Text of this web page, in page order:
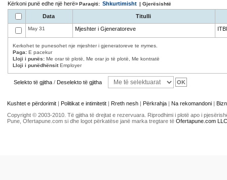
Kërkoni punë edhe një herë»Paraqiti: Shkurtimisht | Gjerësishtë
Data Titulli
May 31 Mjeshter i Gjeneratoreve
Kerkohet te punesohet nje mjeshter i gjeneratoreve te rrymes.
Paga: E pacekur
Lloji i punës: Me orar të plotë, Me orar jo të plotë, Me kontratë
Lloji i punëdhënsitEmployer
Selekto të gjitha / Deselekto të gjitha
Kushtet e përdorimit | Politikat e intimitetit | Rreth nesh | Përkrahja | Na rekomandoni |
Copyright © 2003-2010. Të gjitha të drejtat e rezervuara. Riprodhimi i plotë apo i
Pune, Ofertapune.com si dhe logot përkatëse janë marka tregtare të Ofertapune.com LLC